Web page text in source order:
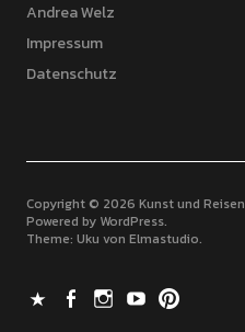
Andrea Welz
Impressum
Datenschutz
Copyright © 2026 Kunst und Reisen
Powered by WordPress
Theme: Uku von Elmastudio